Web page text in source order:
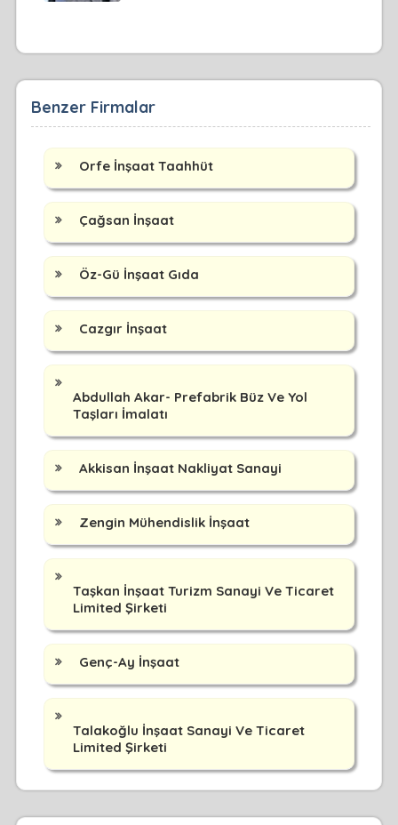
Benzer Firmalar
Orfe İnşaat Taahhüt
Çağsan İnşaat
Öz-Gü İnşaat Gıda
Cazgır İnşaat
Abdullah Akar- Prefabrik Büz Ve Yol
Taşları İmalatı
Akkisan İnşaat Nakliyat Sanayi
Zengin Mühendislik İnşaat
Taşkan İnşaat Turizm Sanayi Ve Ticaret
Limited Şirketi
Genç-Ay İnşaat
Talakoğlu İnşaat Sanayi Ve Ticaret
Limited Şirketi